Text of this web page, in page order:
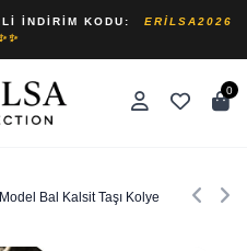
İNDIRIM KODU:
ERILSA2026
0
Bal Kalsit Taşı Kolye